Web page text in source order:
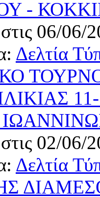
-
06/06/
Δελτία
02/06/
Δελτία